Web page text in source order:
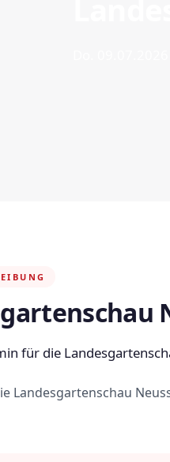
für die
Landesgartenschau